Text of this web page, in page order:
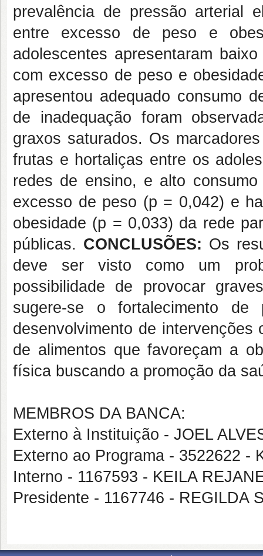
prevalência de pressão arterial
entre excesso de peso e
adolescentes apresentaram
com excesso de peso e
apresentou adequado consumo
de inadequação foram
graxos saturados. Os
frutas e hortaliças entre os
redes de ensino, e alto
excesso de peso (p = 0,042) e
obesidade (p = 0,033) da rede
públicas. CONCLUSÕES: Os
deve ser visto como um
possibilidade de provocar
sugere-se o fortalecimento
desenvolvimento de
de alimentos que favoreçam a
física buscando a promoção da
MEMBROS DA BANCA:
Externo à Instituição - JOEL
Externo ao Programa - 3522622 -
Interno - 1167593 - KEILA
Presidente - 1167746 - REGILDA